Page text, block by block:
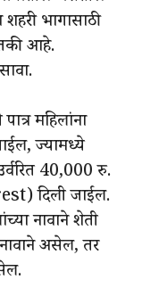
भागासाठी
आहे.
महिलांना
ज्यामध्ये
40,000 रु.
दिली जाईल.
नावाने शेती
असेल, तर